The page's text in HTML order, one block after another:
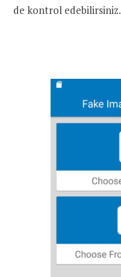
de kontrol edebilirsiniz.